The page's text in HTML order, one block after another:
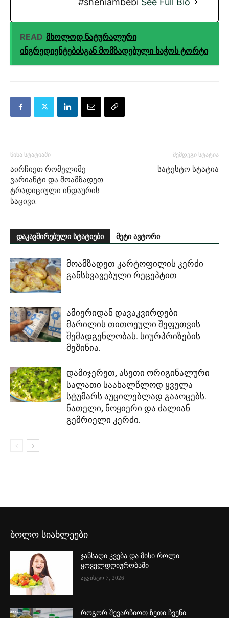
READ მხოლოდ ნატურალური
ინგრედიენტებისგან მომზადებული ხაჭოს ტორტი
წინა სტატიაში
აირჩიეთ რომელიმე
ვარიანტი და მოამზადეთ
ტრადიციული ინდაურის
საცივი.
შემდეგი სტატია
სატესტო სტატია
დაკავშირებული სტატიები მეტი ავტორი
მოამზადეთ კარტოფილის კერძი
განსხვავებული რეცეპტით
ამიერიდან დავაკვირდები
მარილის თითოეული შეფუთვის
შემადგენლობას. სიურპრიზების
მეშინია.
დამიჯერეთ, ასეთი ორიგინალური
სალათი საახალწლოდ ყველა
სტუმარს აუცილებლად გააოცებს.
ნათელი, ნოყიერი და ძალიან
გემრიელი კერძი.
ბოლო სიახლეები
ჯანსაღი კვება და მისი როლი
ყოველდღიურობაში
აგვისტო 7, 2026
როგორ შევარჩიოთ ზეთი ჩვენი